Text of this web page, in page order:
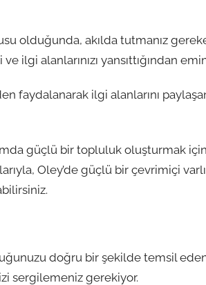
olduğunda, akılda tutmanız
ilgi alanlarınızı yansıttığından
faydalanarak ilgi alanlarını
güçlü bir topluluk oluşturmak için
Oley’de güçlü bir çevrimiçi
doğru bir şekilde temsil
sergilemeniz gerekiyor.